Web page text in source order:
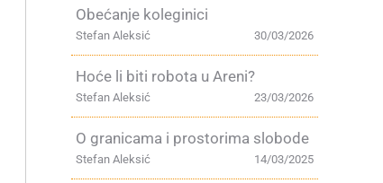
Obećanje koleginici
30/03/2026
Stefan Aleksić
Hoće li biti robota u Areni?
23/03/2026
Stefan Aleksić
O granicama i prostorima slobode
14/03/2025
Stefan Aleksić